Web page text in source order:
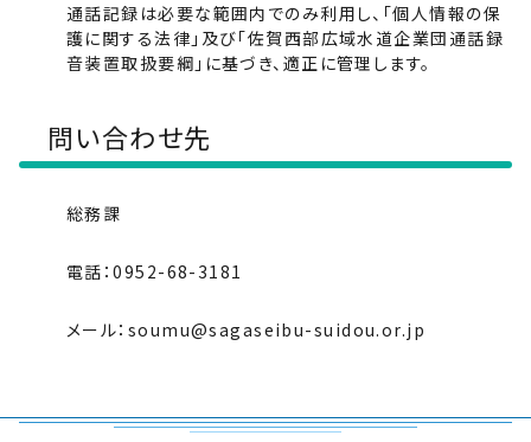
通話記録は必要な範囲内でのみ利用し、「個人情報の保
護に関する法律」及び「佐賀西部広域水道企業団通話録
音装置取扱要綱」に基づき、適正に管理します。
問い合わせ先
総務課
電話：0952-68-3181
メール：soumu@sagaseibu-suidou.or.jp